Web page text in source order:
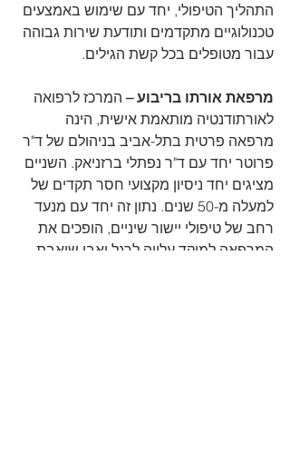
התהליך הטיפולי, יחד עם שימוש באמצעים
טכנולוגיים מתקדמים ותודעת שירות גבוהה
עבור מטופלים בכל קשת הגילים.
מרפאת אורתו בריבוע – המרכז לרפואה
לאורתודנטיה מותאמת אישית, הינה
מרפאה פרטית בתל-אביב בניהולם של ד"ר
פרוטר יחד עם ד"ר נפתלי ברזניאק. השניים
מציגים יחד ניסיון מקצועי חסר תקדים של
למעלה מ-50 שנים. נתון זה יחד עם מנעד
רחב של טיפולי יישור שיניים, הופכים את
המרפאה למוקד עלייה לרגל ואבן שואבת